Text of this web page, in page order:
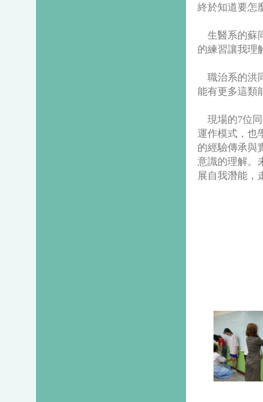
終於知道要怎
生醫系的蘇
的練習讓我理
職治系的洪
能有更多這類
現場的7位同
運作模式，也
的經驗傳承與
意識的理解。
展自我潛能，